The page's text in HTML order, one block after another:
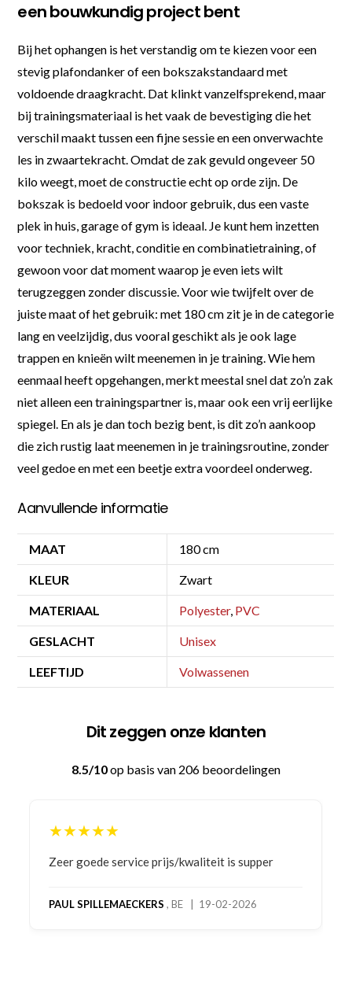
een bouwkundig project bent
Bij het ophangen is het verstandig om te kiezen voor een
stevig plafondanker of een bokszakstandaard met
voldoende draagkracht. Dat klinkt vanzelfsprekend, maar
bij trainingsmateriaal is het vaak de bevestiging die het
verschil maakt tussen een fijne sessie en een onverwachte
les in zwaartekracht. Omdat de zak gevuld ongeveer 50
kilo weegt, moet de constructie echt op orde zijn. De
bokszak is bedoeld voor indoor gebruik, dus een vaste
plek in huis, garage of gym is ideaal. Je kunt hem inzetten
voor techniek, kracht, conditie en combinatietraining, of
gewoon voor dat moment waarop je even iets wilt
terugzeggen zonder discussie. Voor wie twijfelt over de
juiste maat of het gebruik: met 180 cm zit je in de categorie
lang en veelzijdig, dus vooral geschikt als je ook lage
trappen en knieën wilt meenemen in je training. Wie hem
eenmaal heeft opgehangen, merkt meestal snel dat zo’n zak
niet alleen een trainingspartner is, maar ook een vrij eerlijke
spiegel. En als je dan toch bezig bent, is dit zo’n aankoop
die zich rustig laat meenemen in je trainingsroutine, zonder
veel gedoe en met een beetje extra voordeel onderweg.
Aanvullende informatie
MAAT 180 cm
KLEUR Zwart
MATERIAAL Polyester, PVC
GESLACHT Unisex
LEEFTIJD Volwassenen
Dit zeggen onze klanten
8.5/10op basis van 206 beoordelingen
★★★★★
Bestelling gedaan vanwege goede prijzen en
bestelling al ontvangen met gifts, waardoor je